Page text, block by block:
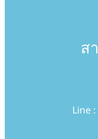
ส
Line :